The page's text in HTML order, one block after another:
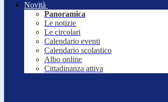
Novità
Panoramica
Le notizie
Le circolari
Calendario eventi
Calendario scolastico
Albo online
Cittadinanza attiva